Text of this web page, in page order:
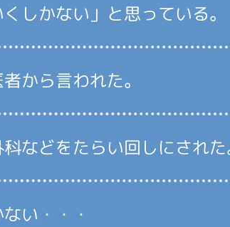
しかない」と思っている。
から言われた。
などをたらい回しにされ
い・・・